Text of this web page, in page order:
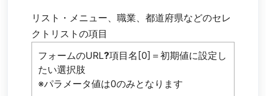
リスト・メニュー、職業、都道府県などのセレ
クトリストの項目
フォームのURL?項目名[0]＝初期値に設定し
たい選択肢
※パラメータ値は0のみとなります